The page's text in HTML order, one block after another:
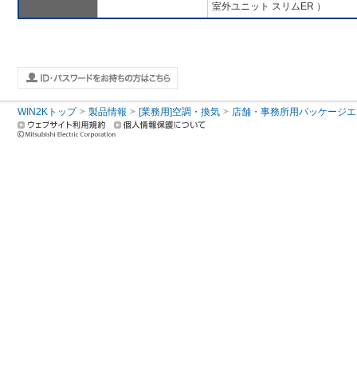
室外ユニット スリムER ）
WIN2Kトップ 製品情報 [業務用]空調・換気 店舗・事務所用パッケージ